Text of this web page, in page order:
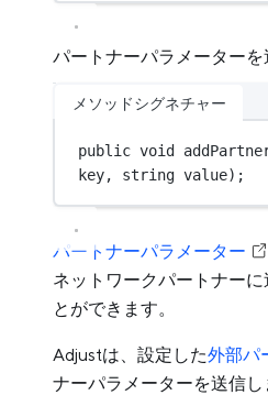
パートナーパラメーターを
メソッドシグネチャー
public void
key, string value);
パートナーパラメーター
ネットワークパートナー
とができます。
Adjustは、設定した外部パ
ナーパラメーターを送信